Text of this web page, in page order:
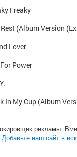
Freaky
Rest (Album Version
Lover
Power
In My Cup (Album
рекламы.
Добавьте наш сайт в